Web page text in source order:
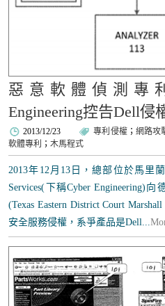
惡意軟體偵測專
Engineering控告Dell侵
2013/12/23 專利侵權； 網路攻
軟體專利
；木馬程式
2013年12月13日，總部位於馬里蘭
Services(下稱Cyber Engineering)
(Texas Eastern District Court
安全服務侵權，系爭產品是Dell...